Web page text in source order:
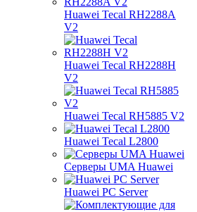
Huawei Tecal RH2288A
V2
Huawei Tecal RH2288H
V2
Huawei Tecal RH5885 V2
Huawei Tecal L2800
Серверы UMA Huawei
Huawei PC Server